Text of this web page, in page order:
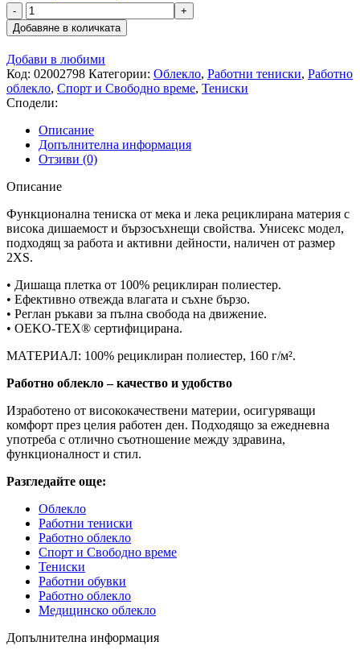
количество
за
Тениска
FRISTADS
FUNCTIONAL
WHITE
Добавяне в количката
Добави в любими
Код: 02002798 Категории: Облекло, Работни тениски, Работно
облекло, Спорт и Свободно време, Тениски
Сподели:
Описание
Допълнителна информация
Отзиви (0)
Описание
Функционална тениска от мека и лека рециклирана материя с
висока дишаемост и бързосъхнещи свойства. Унисекс модел,
подходящ за работа и активни дейности, наличен от размер
2XS.
• Дишаща плетка от 100% рециклиран полиестер.
• Ефективно отвежда влагата и съхне бързо.
• Реглан ръкави за пълна свобода на движение.
• OEKO-TEX® сертифицирана.
МАТЕРИАЛ: 100% рециклиран полиестер, 160 г/м².
Работно облекло – качество и удобство
Изработено от висококачествени материи, осигуряващи
комфорт през целия работен ден. Подходящо за ежедневна
употреба с отлично съотношение между здравина,
функционалност и стил.
Разгледайте още:
Облекло
Работни тениски
Работно облекло
Спорт и Свободно време
Тениски
Работни обувки
Работно облекло
Медицинско облекло
Допълнителна информация